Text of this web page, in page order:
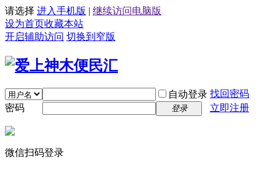
请选择 进入手机版 | 继续访问电脑版
设为首页收藏本站
开启辅助访问 切换到窄版
自动登录 找回密码
密码
登录 立即注册
微信扫码登录